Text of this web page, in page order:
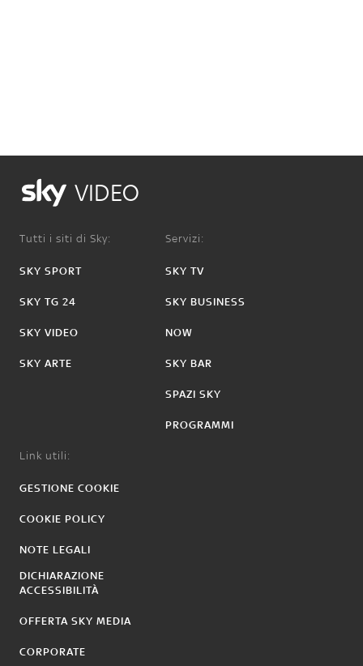
VIDEO
Tutti i siti di Sky:
SKY SPORT
SKY TG 24
SKY VIDEO
SKY ARTE
Servizi:
SKY TV
SKY BUSINESS
NOW
SKY BAR
SPAZI SKY
PROGRAMMI
Link utili:
GESTIONE COOKIE
COOKIE POLICY
NOTE LEGALI
DICHIARAZIONE
ACCESSIBILITÀ
OFFERTA SKY MEDIA
CORPORATE